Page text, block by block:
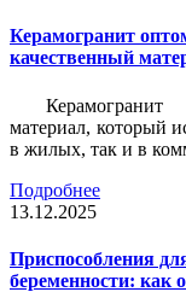
Керамогранит
качественный
материал, который
в жилых, так и в
Подробнее
13.12.2025
Приспособления
беременности: как